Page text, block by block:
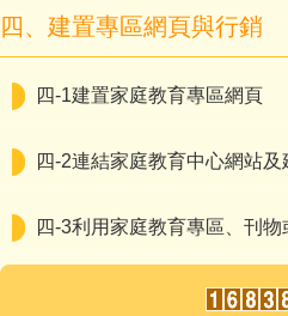
四、建置專區網頁與行銷
四-1建置家庭教育專區網頁
四-2連結家庭教育中心網站
四-3利用家庭教育專區、刊